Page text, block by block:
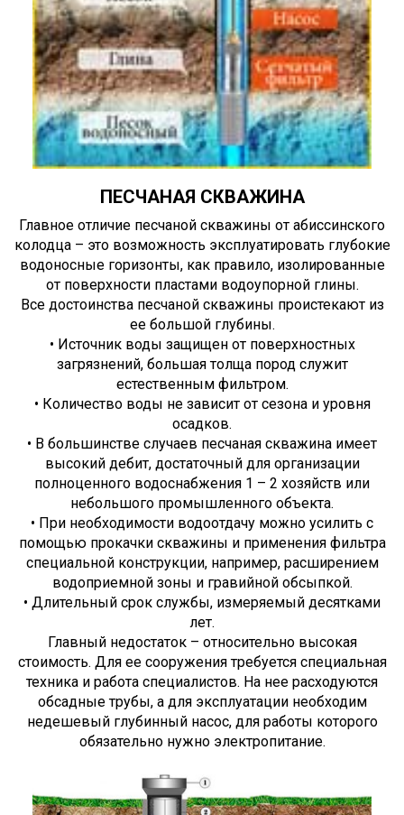
ПЕСЧАНАЯ СКВАЖИНА
Главное отличие песчаной скважины от абиссинского
колодца – это возможность эксплуатировать глубокие
водоносные горизонты, как правило, изолированные
от поверхности пластами водоупорной глины.
Все достоинства песчаной скважины проистекают из
ее большой глубины.
• Источник воды защищен от поверхностных
загрязнений, большая толща пород служит
естественным фильтром.
• Количество воды не зависит от сезона и уровня
осадков.
• В большинстве случаев песчаная скважина имеет
высокий дебит, достаточный для организации
полноценного водоснабжения 1 – 2 хозяйств или
небольшого промышленного объекта.
• При необходимости водоотдачу можно усилить с
помощью прокачки скважины и применения фильтра
специальной конструкции, например, расширением
водоприемной зоны и гравийной обсыпкой.
• Длительный срок службы, измеряемый десятками
лет.
Главный недостаток – относительно высокая
стоимость. Для ее сооружения требуется специальная
техника и работа специалистов. На нее расходуются
обсадные трубы, а для эксплуатации необходим
недешевый глубинный насос, для работы которого
обязательно нужно электропитание.